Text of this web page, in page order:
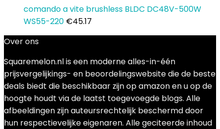
comando a vite brushless BLDC DC48V-500W
WS55-220 €45.17
Over ons
Squaremelon.nl is een moderne alles-in-één
prijsvergelijkings- en beoordelingswebsite die de beste
deals biedt die beschikbaar zijn op amazon en u op de
hoogte houdt via de laatst toegevoegde blogs. Alle
afbeeldingen zijn auteursrechtelijk beschermd door
hun respectievelijke eigenaren. Alle geciteerde inhoud